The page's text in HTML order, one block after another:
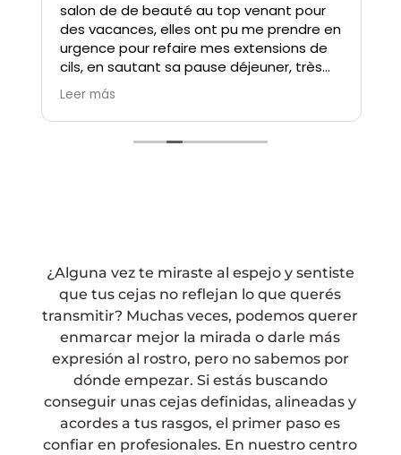
salon de de beauté au top venant pour
des vacances, elles ont pu me prendre en
urgence pour refaire mes extensions de
cils, en sautant sa pause déjeuner, très
beau geste, Gosia est douce à l’écoute
et bienveillante Son travail est parfait.
ne parlant pas bien espagnol Elle a tout
fait pour me comprendre, je
Leer más
¿Alguna vez te miraste al espejo y sentiste
que tus cejas no reflejan lo que querés
transmitir? Muchas veces, podemos querer
enmarcar mejor la mirada o darle más
expresión al rostro, pero no sabemos por
dónde empezar. Si estás buscando
conseguir unas cejas definidas, alineadas y
acordes a tus rasgos, el primer paso es
confiar en profesionales. En nuestro centro